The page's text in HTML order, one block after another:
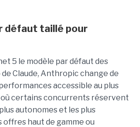
défaut taillé pour
5 le modèle par défaut des
Claude, Anthropic change de
accessible au plus
où certains concurrents réservent
autonomes et les plus
offres haut de gamme ou